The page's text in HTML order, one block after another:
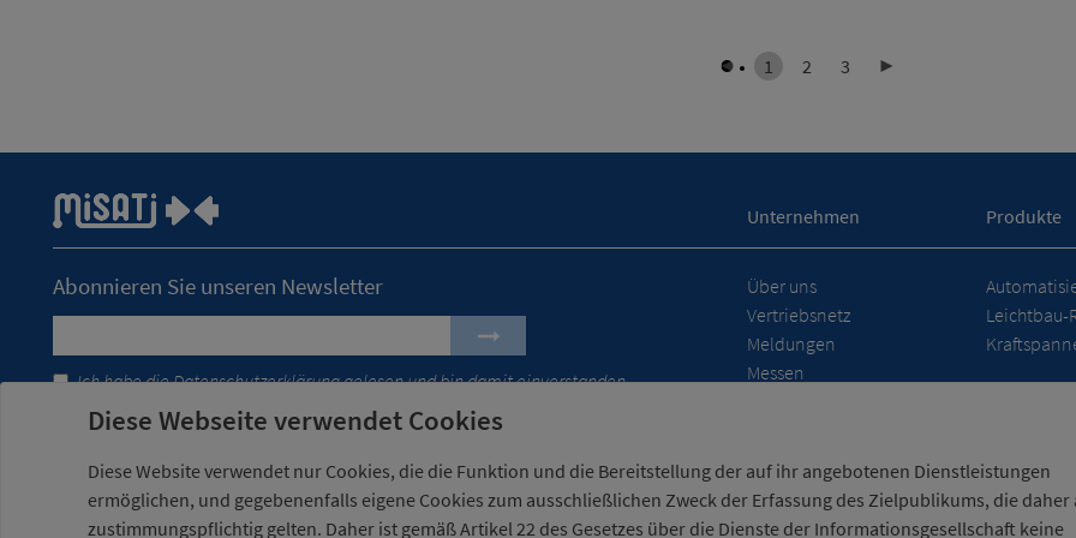
1 2 3
Unternehmen Produkte
Abonnieren Sie unseren Newsletter
Ich habe dieDatenschutzerklärunggelesen und bin damit einverstanden.
Über uns
Vertriebsnetz
Meldungen
Messen
Leichtbau-
Diese Webseite verwendet Cookies
Diese Website verwendet nur Cookies, die die Funktion und die Bereitstellung der auf ihr angebotenen Dienstleistungen
ermöglichen, und gegebenenfalls eigene Cookies zum ausschließlichen Zweck der Erfassung des Zielpublikums, die daher
zustimmungspflichtig gelten. Daher ist gemäß Artikel 22 des Gesetzes über die Dienste der Informationsgesellschaft keine